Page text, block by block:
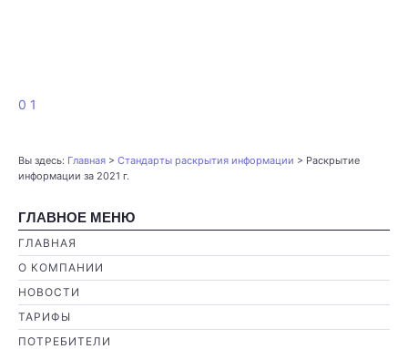
0 1
Вы здесь: Главная > Стандарты раскрытия информации > Раскрытие
информации за 2021 г.
ГЛАВНОЕ МЕНЮ
ГЛАВНАЯ
О КОМПАНИИ
НОВОСТИ
ТАРИФЫ
ПОТРЕБИТЕЛИ